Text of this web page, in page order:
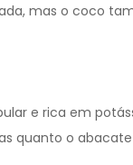
mas o coco
e rica em
quanto o